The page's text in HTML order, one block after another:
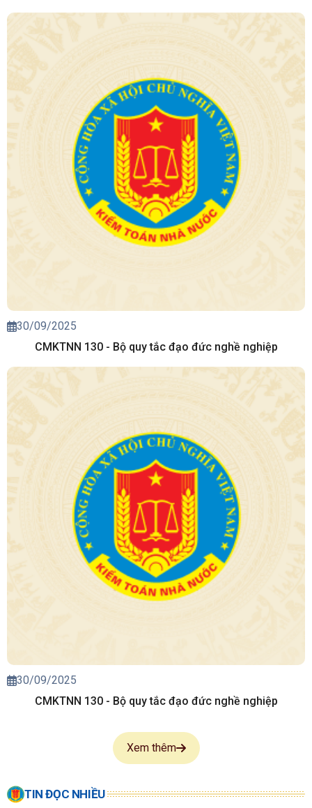
30/09/2025
CMKTNN 130 - Bộ quy tắc đạo đức nghề nghiệp
30/09/2025
CMKTNN 130 - Bộ quy tắc đạo đức nghề nghiệp
Xem thêm
TIN ĐỌC NHIỀU